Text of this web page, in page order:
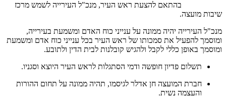
בהתאם להצעת ראש העיר, מנכ"ל העירייה לשמש מרכז
שיבות מועצה.
מנכ"ל העירייה יהיה ממונה על ענייני כוח האדם ומשמעת בעירייה,
ומוסמך להפעיל את סמכותו של ראש העיר בכל ענייני כוח אדם ומשמעת
ומוסמך באופן כללי לקבל ולהגיש קובלנות לבית הדין ולתובע.
תשלום פדיון חופשה ודמי הסתגלות לראש העיר היוצא וסגניו.
חברת המועצה חן אדלר לגיסמו, תהיה ממונה על תחום ההורות
והעצמה נשית.